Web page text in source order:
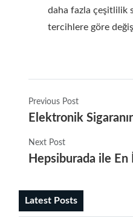
daha fazla çeşitlilik
tercihlere göre
Previous Post
Elektronik
Next Post
Hepsiburada ile
Latest Posts